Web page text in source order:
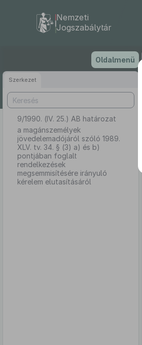
tartalomra
Nemzeti
Jogszabálytár
Oldalmenü
Szerkezet
9/1990. (IV. 25.) AB határozat
a magánszemélyek
jövedelemadójáról szóló 1989.
XLV. tv. 34. § (3) a) és b)
pontjában foglalt
rendelkezések
megsemmisítésére irányuló
kérelem elutasításáról